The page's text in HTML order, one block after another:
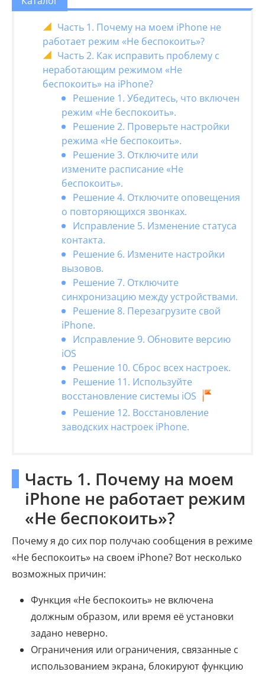
Часть 1. Почему на моем iPhone не
работает режим «Не беспокоить»?
Часть 2. Как исправить проблему с
неработающим режимом «Не
беспокоить» на iPhone?
Решение 1. Убедитесь, что включен
режим «Не беспокоить».
Решение 2. Проверьте настройки
режима «Не беспокоить».
Решение 3. Отключите или
измените расписание «Не
беспокоить».
Решение 4. Отключите оповещения
о повторяющихся звонках.
Исправление 5. Изменение статуса
контакта.
Решение 6. Измените настройки
вызовов.
Решение 7. Отключите
синхронизацию между устройствами.
Решение 8. Перезагрузите свой
iPhone.
Исправление 9. Обновите версию
iOS
Решение 10. Сброс всех настроек.
Решение 11. Используйте
восстановление системы iOS
Решение 12. Восстановление
заводских настроек iPhone.
Часть 1. Почему на моем
iPhone не работает режим
«Не беспокоить»?
Почему я до сих пор получаю сообщения в режиме
«Не беспокоить» на своем iPhone? Вот несколько
возможных причин:
Функция «Не беспокоить» не включена
должным образом, или время её установки
задано неверно.
Ограничения или ограничения, связанные с
использованием экрана, блокируют функцию